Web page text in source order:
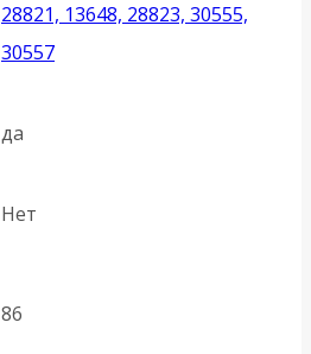
28821, 13648, 28823, 30555,
30557
да
Нет
86